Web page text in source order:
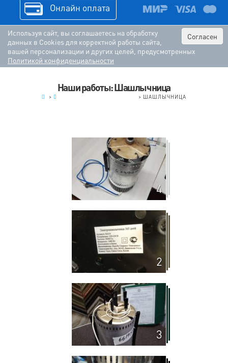
Онлайн оплата
Согласен
Используя сайт, вы соглашаетесь на обработку
данных в Cookies для корректной работы сайта,
вашей персонализации и других целей, предусмотренных
Политикой конфиденциальности
Наши работы: Шашлычница
> > ШАШЛЫЧНИЦА
4
2
3